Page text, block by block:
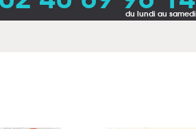
du lundi au samedi